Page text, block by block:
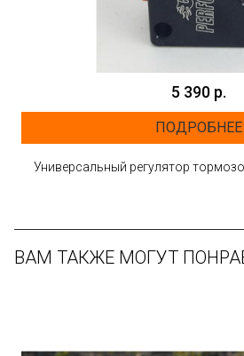
5 390 р.
ПОДРОБНЕЕ
Универсальный регулятор
ВАМ ТАКЖЕ МОГУТ